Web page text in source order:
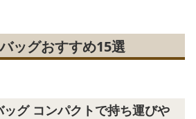
ッグおすすめ15選
グ コンパクトで持ち運びや